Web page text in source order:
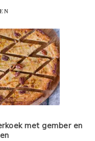
met gember en